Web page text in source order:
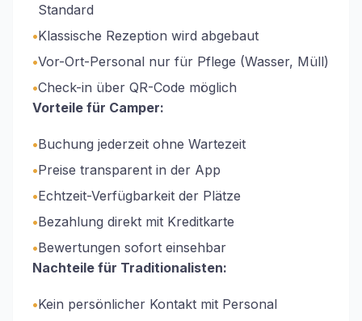
Standard
•Klassische Rezeption wird abgebaut
•Vor-Ort-Personal nur für Pflege (Wasser, Müll)
•Check-in über QR-Code möglich
Vorteile für Camper:
•Buchung jederzeit ohne Wartezeit
•Preise transparent in der App
•Echtzeit-Verfügbarkeit der Plätze
•Bezahlung direkt mit Kreditkarte
•Bewertungen sofort einsehbar
Nachteile für Traditionalisten:
•Kein persönlicher Kontakt mit Personal